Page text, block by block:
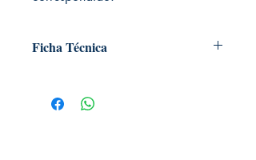
Ficha Técnica
Editorial: IVREA
Idioma: Castellano